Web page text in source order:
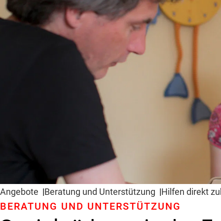
Angebote Beratung und Unter­stützung Hilfen direkt
BERATUNG UND UNTER­STÜTZUNG